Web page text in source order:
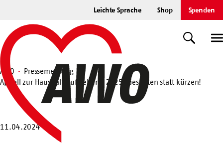
springen
Leichte Sprache Shop Spenden
Startseite
Suche
Suche
AWO
Pressemeldung
Appell zur Haushaltsaufstellung 2025: Gestalten statt kürzen!
11.04.2024